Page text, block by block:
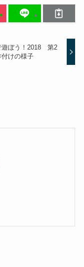
遊ぼう！2018 第2
けの様子